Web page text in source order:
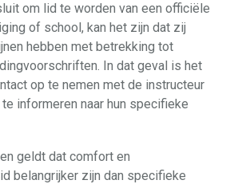
om lid te worden van een officiële
of school, kan het zijn dat zij
hebben met betrekking tot
In dat geval is het
op te nemen met de instructeur
informeren naar hun specifieke
geldt dat comfort en
belangrijker zijn dan specifieke